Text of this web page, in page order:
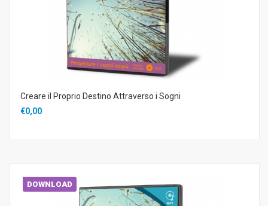
Creare il Proprio Destino Attraverso i Sogni
€0,00
DOWNLOAD